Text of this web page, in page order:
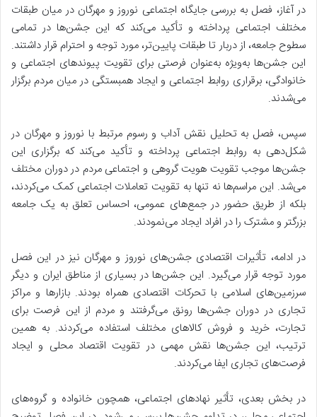
در آغاز، فصل به بررسی جایگاه اجتماعی نوروز و مهرگان در میان طبقات
مختلف اجتماعی پرداخته و تأکید می‌کند که این جشن‌ها در تمامی
سطوح جامعه، از دربار تا طبقات پایین‌تر، مورد توجه و احترام قرار داشتند.
این جشن‌ها به‌ویژه به‌عنوان فرصتی برای تقویت پیوندهای اجتماعی و
خانوادگی، برقراری روابط اجتماعی و ایجاد همبستگی در میان مردم برگزار
می‌شدند.
سپس، فصل به تحلیل نقش آداب و رسوم مرتبط با نوروز و مهرگان در
شکل‌دهی به روابط اجتماعی پرداخته و تأکید می‌کند که برگزاری این
جشن‌ها موجب تقویت هویت گروهی و اجتماعی مردم در دوران مختلف
می‌شد. این مراسم‌ها نه تنها به تقویت تعاملات اجتماعی کمک می‌کردند،
بلکه از طریق حضور در جمع‌های عمومی، احساس تعلق به یک جامعه
بزرگتر و مشترک را در افراد ایجاد می‌نمودند.
در ادامه، تأثیرات اقتصادی جشن‌های نوروز و مهرگان نیز در این فصل
مورد توجه قرار می‌گیرد. این جشن‌ها در بسیاری از مناطق ایران و دیگر
سرزمین‌های اسلامی با تحرکات اقتصادی همراه بودند. بازارها و مراکز
تجاری در دوران جشن‌ها رونق می‌گرفتند و مردم از این فرصت برای
تجارت، خرید و فروش کالاهای مختلف استفاده می‌کردند. به همین
ترتیب، این جشن‌ها نقش مهمی در تقویت اقتصاد محلی و ایجاد
فرصت‌های تجاری ایفا می‌کردند.
در بخش بعدی، تأثیر نهادهای اجتماعی، همچون خانواده و گروه‌های